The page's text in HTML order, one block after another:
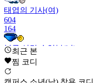
태엽의 기사(여)
604
164
블루 삼각 수영복(남)
602
165
최근 본
찜 코디